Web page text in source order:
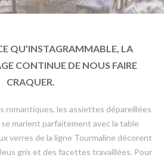
QU’INSTAGRAMMABLE, LA
CONTINUE DE NOUS FAIRE
CRAQUER.
romantiques, les assiettes dépareillées
marient parfaitement avec la table
verres de la ligne Tourmaline décorent
gris et des facettes travaillées. Pour